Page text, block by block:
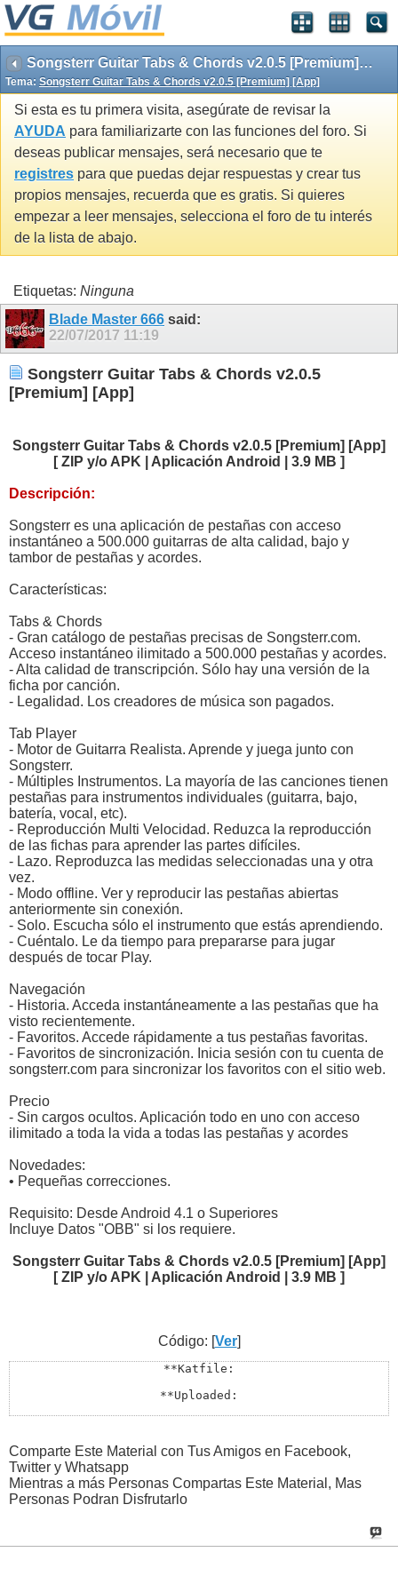
Songsterr Guitar Tabs & Chords v2.0.5 [Premium] [App]
Tema: Songsterr Guitar Tabs & Chords v2.0.5 [Premium] [App]
Si esta es tu primera visita, asegúrate de revisar la
AYUDA para familiarizarte con las funciones del foro. Si
deseas publicar mensajes, será necesario que te
registres para que puedas dejar respuestas y crear tus
propios mensajes, recuerda que es gratis. Si quieres
empezar a leer mensajes, selecciona el foro de tu interés
de la lista de abajo.
Etiquetas: Ninguna
Blade Master 666 said:
22/07/2017 11:19
Songsterr Guitar Tabs & Chords v2.0.5
[Premium] [App]
Songsterr Guitar Tabs & Chords v2.0.5 [Premium] [App]
[ ZIP y/o APK | Aplicación Android | 3.9 MB ]
Descripción:
Songsterr es una aplicación de pestañas con acceso
instantáneo a 500.000 guitarras de alta calidad, bajo y
tambor de pestañas y acordes.
Características:
Tabs & Chords
- Gran catálogo de pestañas precisas de Songsterr.com.
Acceso instantáneo ilimitado a 500.000 pestañas y acordes.
- Alta calidad de transcripción. Sólo hay una versión de la
ficha por canción.
- Legalidad. Los creadores de música son pagados.
Tab Player
- Motor de Guitarra Realista. Aprende y juega junto con
Songsterr.
- Múltiples Instrumentos. La mayoría de las canciones tienen
pestañas para instrumentos individuales (guitarra, bajo,
batería, vocal, etc).
- Reproducción Multi Velocidad. Reduzca la reproducción
de las fichas para aprender las partes difíciles.
- Lazo. Reproduzca las medidas seleccionadas una y otra
vez.
- Modo offline. Ver y reproducir las pestañas abiertas
anteriormente sin conexión.
- Solo. Escucha sólo el instrumento que estás aprendiendo.
- Cuéntalo. Le da tiempo para prepararse para jugar
después de tocar Play.
Navegación
- Historia. Acceda instantáneamente a las pestañas que ha
visto recientemente.
- Favoritos. Accede rápidamente a tus pestañas favoritas.
- Favoritos de sincronización. Inicia sesión con tu cuenta de
songsterr.com para sincronizar los favoritos con el sitio web.
Precio
- Sin cargos ocultos. Aplicación todo en uno con acceso
ilimitado a toda la vida a todas las pestañas y acordes
Novedades:
• Pequeñas correcciones.
Requisito: Desde Android 4.1 o Superiores
Incluye Datos "OBB" si los requiere.
Songsterr Guitar Tabs & Chords v2.0.5 [Premium] [App]
[ ZIP y/o APK | Aplicación Android | 3.9 MB ]
Código: [Ver]
**Katfile:
**Uploaded:
**Rapidgator:
**Todos los Enlaces Estan en Lupaste:
http://lupaste.com/?v=21363
Comparte Este Material con Tus Amigos en Facebook,
Twitter y Whatsapp
Mientras a más Personas Compartas Este Material, Mas
Personas Podran Disfrutarlo